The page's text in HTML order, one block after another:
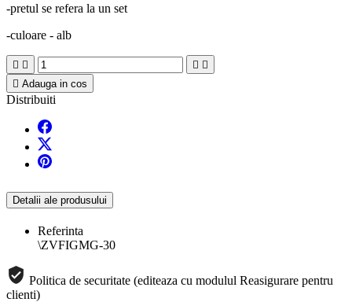
-pretul se refera la un set
-culoare - alb
   
 Adauga in cos
Distribuiti
Detalii ale produsului
Referinta
\ZVFIGMG-30
Politica de securitate (editeaza cu modulul Reasigurare pentru
clienti)